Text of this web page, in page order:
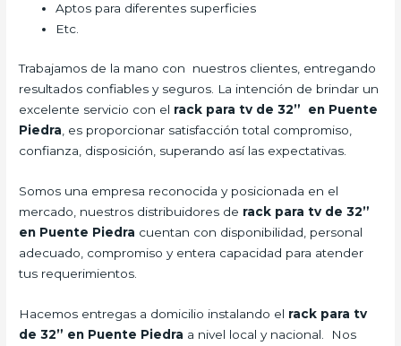
Aptos para diferentes superficies
Etc.
Trabajamos de la mano con nuestros clientes, entregando
resultados confiables y seguros. La intención de brindar un
excelente servicio con el rack para tv de 32” en Puente
Piedra , es proporcionar satisfacción total compromiso,
confianza, disposición, superando así las expectativas.
Somos una empresa reconocida y posicionada en el
mercado, nuestros distribuidores de rack para tv de 32”
en Puente Piedra cuentan con disponibilidad, personal
adecuado, compromiso y entera capacidad para atender
tus requerimientos.
Hacemos entregas a domicilio instalando el rack para tv
de 32” en Puente Piedra a nivel local y nacional. Nos